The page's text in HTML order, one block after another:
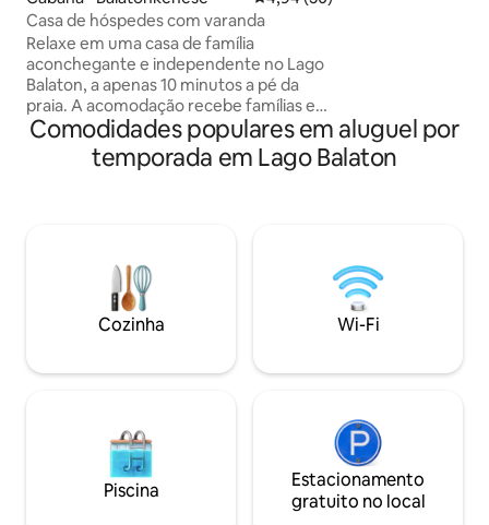
Casa de hóspedes com varanda
Relaxe em uma casa de família
aconchegante e independente no Lago
Balaton, a apenas 10 minutos a pé da
praia. A acomodação recebe famílias e
amigos com 4 quartos, 2 banheiros e
uma espaçosa sala de estar com cozinha
americana. No pátio fechado, uma
coberta ao ar livre, proporcionam a
autêntica atmosfera do Lago Balaton. Os
carros têm uma garagem fechada. Uma
escolha ideal para relaxamento e
Lago Balaton.
no inverno ou
turísticos da
Comodidades populares em aluguel por
temporada em Lago Balaton
Cozinha Wi-Fi
Piscina
Estacionamento
gratuito no local